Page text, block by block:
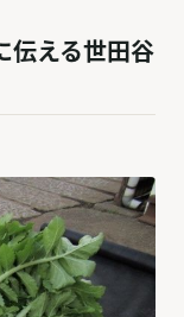
伝える世田谷